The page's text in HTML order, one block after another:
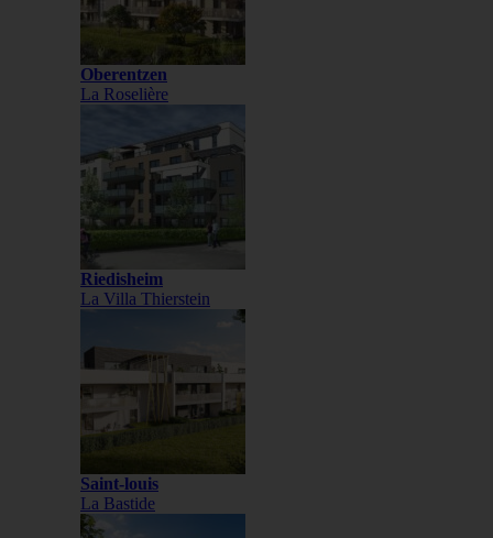
Oberentzen
La Roselière
Riedisheim
La Villa Thierstein
Saint-louis
La Bastide